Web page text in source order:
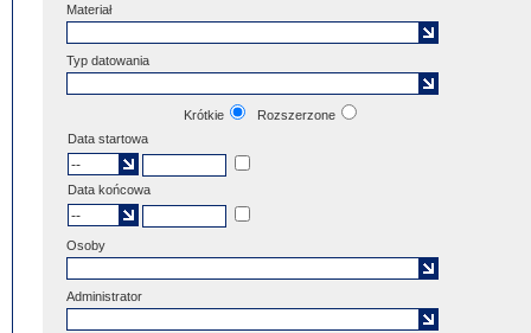
Materiał
Typ datowania
Krótkie
Rozszerzone
Data startowa
Data końcowa
Osoby
Administrator